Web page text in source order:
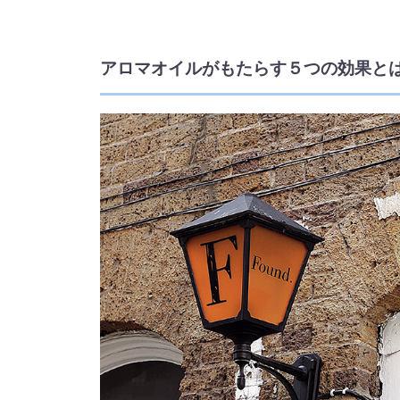
アロマオイルがもたらす５つの効果と